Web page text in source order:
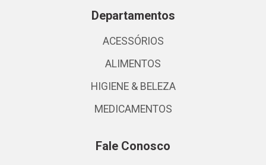
Departamentos
ACESSÓRIOS
ALIMENTOS
HIGIENE & BELEZA
MEDICAMENTOS
Fale Conosco